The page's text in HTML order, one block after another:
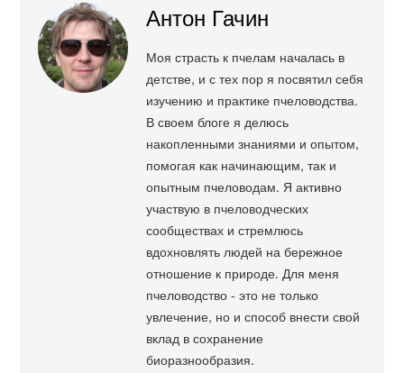
Антон Гачин
Моя страсть к пчелам началась в
детстве, и с тех пор я посвятил себя
изучению и практике пчеловодства.
В своем блоге я делюсь
накопленными знаниями и опытом,
помогая как начинающим, так и
опытным пчеловодам. Я активно
участвую в пчеловодческих
сообществах и стремлюсь
вдохновлять людей на бережное
отношение к природе. Для меня
пчеловодство - это не только
увлечение, но и способ внести свой
вклад в сохранение
биоразнообразия.